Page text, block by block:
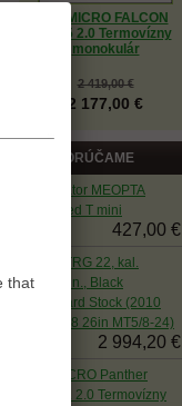
HIKMICRO FALCON
FQ35 2.0 Termovízny
monokulár
2 419,00 €
2 177,00 €
ODPORÚČAME
Kolimátor MEOPTA
MeoRed T mini
427,00 €
Sako TRG 22, kal.
.308Win., Black
Standard Stock (2010
NS M08 26in MT5/8-24)
2 994,20 €
HIKMICRO Panther
PQ35L 2.0 Termovízny
that